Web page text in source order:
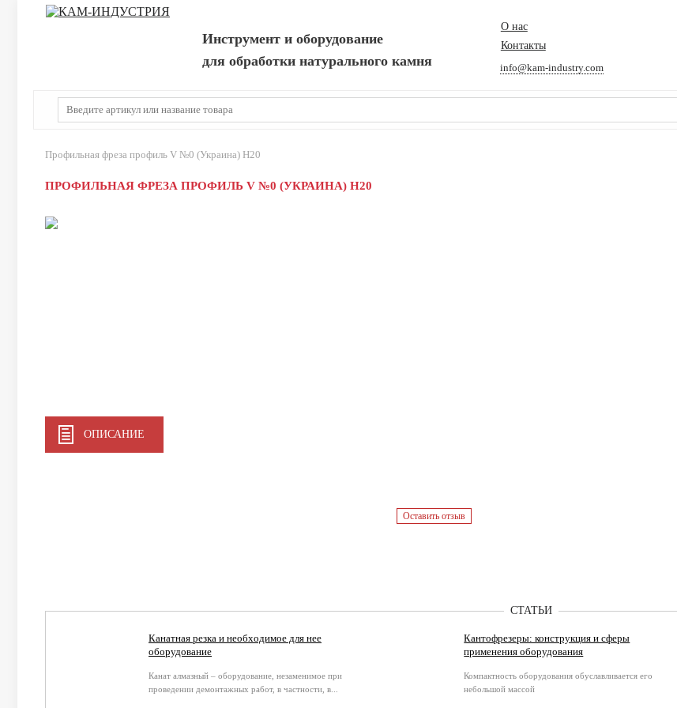
Инструмент и оборудование
для обработки натурального камня
О нас
Контакты
info@kam-industry.com
Профильная фреза профиль V №0 (Украина) Н20
ПРОФИЛЬНАЯ ФРЕЗА ПРОФИЛЬ V №0 (УКРАИНА) Н20
ОПИСАНИЕ
Оставить отзыв
СТАТЬИ
Канатная резка и необходимое для нее
оборудование
Канат алмазный – оборудование, незаменимое при
проведении демонтажных работ, в частности, в...
Кантофрезеры: конструкция и сферы
применения оборудования
Компактность оборудования обуславливается его
небольшой массой